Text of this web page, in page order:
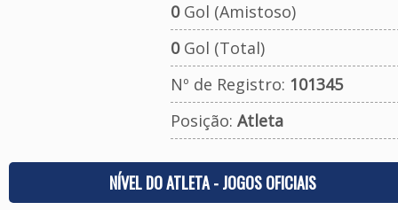
0Gol (Amistoso)
0Gol (Total)
Nº de Registro: 101345
Posição: Atleta
NÍVEL DO ATLETA - JOGOS OFICIAIS